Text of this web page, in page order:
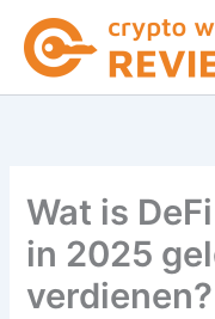
naar
inhoud
Wat is
in 2025
verdienen?